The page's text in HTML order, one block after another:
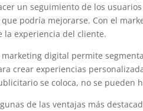
un seguimiento de los
que podría mejorarse. Con el
la experiencia del cliente.
marketing digital permite
crear experiencias
se coloca, no se pueden
de las ventajas más